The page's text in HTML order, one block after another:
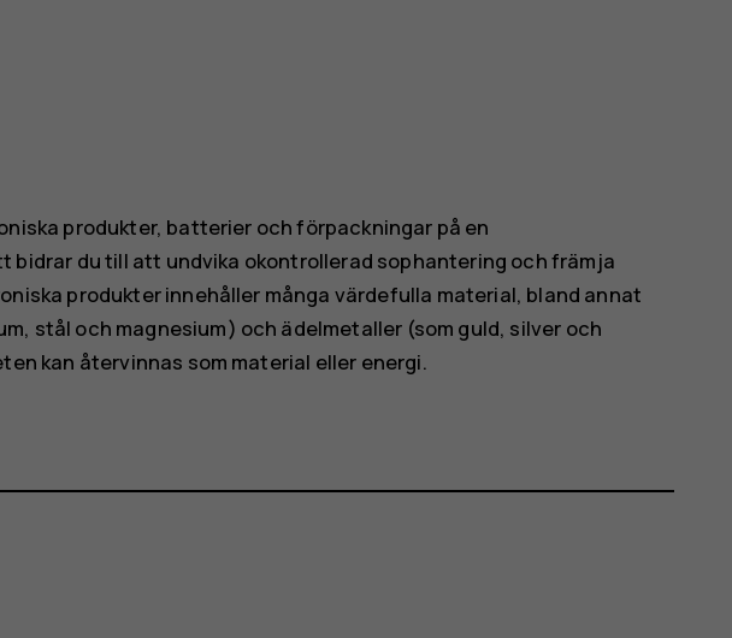
produkter, batterier och förpackningar på en
bidrar du till att undvika okontrollerad sophantering och främja
produkter innehåller många värdefulla material, bland annat
stål och magnesium) och ädelmetaller (som guld, silver och
kan återvinnas som material eller energi.